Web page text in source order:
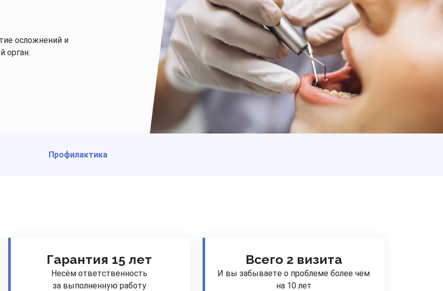
осложнений и
орган.
Профилактика
Гарантия 15 лет
Несём ответственность
за выполненную работу
Всего 2 визита
И вы забываете о проблеме более чем
на 10 лет